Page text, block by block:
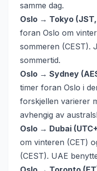
samme dag.
Oslo → Tokyo
foran Oslo om
sommeren (CEST).
sommertid.
Oslo → Sydney
timer foran Oslo i
forskjellen varierer
avhengig av
Oslo → Dubai
om vinteren (CET)
(CEST). UAE